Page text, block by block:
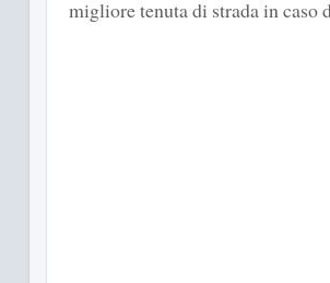
migliore tenuta di strada in caso